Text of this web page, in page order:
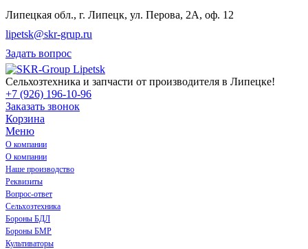
Липецкая обл., г. Липецк, ул. Перова, 2А, оф. 12
lipetsk@skr-grup.ru
Задать вопрос
Сельхозтехника и запчасти от производителя в Липецке!
+7 (926) 196-10-96
Заказать звонок
Корзина
Меню
О компании
О компании
Наше производство
Реквизиты
Вопрос-ответ
Сельхозтехника
Бороны БДЛ
Бороны БМР
Культиваторы